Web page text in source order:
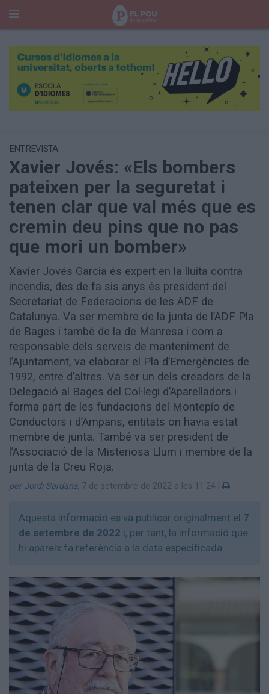
Cerca
Temes del Pou
Cròniques des de Manresa
Paisatge
Taula Rodona
Consells
Opinió
El Cul del Pou
Qui Som
Aniversaris
Hemeroteca
Premis Oleguer Bisbal
Subscriu-te
ENTREVISTA
Xavier Jovés: «Els bombers
pateixen per la seguretat i
tenen clar que val més que es
cremin deu pins que no pas
que mori un bomber»
Xavier Jovés Garcia és expert en la lluita contra
incendis, des de fa sis anys és president del
Secretariat de Federacions de les ADF de
Catalunya. Va ser membre de la junta de l’ADF Pla
de Bages i també de la de Manresa i com a
responsable dels serveis de manteniment de
l’Ajuntament, va elaborar el Pla d’Emergències de
1992, entre d’altres. Va ser un dels creadors de la
Delegació al Bages del Col·legi d’Aparelladors i
forma part de les fundacions del Montepío de
Conductors i d’Ampans, entitats on havia estat
membre de junta. També va ser president de
l’Associació de la Misteriosa Llum i membre de la
junta de la Creu Roja.
per Jordi Sardans, 7 de setembre de 2022 a les 11:24
Aquesta informació es va publicar originalment el 7
de setembre de 2022 i, per tant, la informació que
hi apareix fa referència a la data especificada.